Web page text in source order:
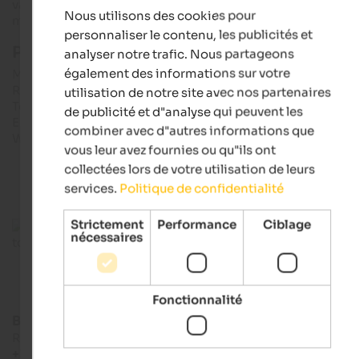
Plus d'informations :
Musée régional d'ethnologie du Tyrol du Sud
Rue Herzog Diet 24 - I-39031 Dietenheim/Brunico
Tél. : +39 0474 552 087
E-mail : volkskundemuseum@landesmuseen.it
Web : volkskundemuseum.it
Rathausplatz 7 - 39031 Bruneck
+39 0474 555722
Nous utilisons des cookies pour
personnaliser le contenu, les publicités et
analyser notre trafic. Nous partageons
également des informations sur votre
utilisation de notre site avec nos partenaires
de publicité et d"analyse qui peuvent les
combiner avec d"autres informations que
vous leur avez fournies ou qu"ils ont
collectées lors de votre utilisation de leurs
services. Politique de confidentialité
Strictement
nécessaires
Performance Ciblage
Fonctionnalité